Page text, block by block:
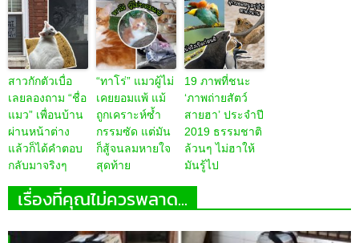
สาวกักตัวเบื่อ
เลยลองถาม “ชื่อ
แมว” เพื่อนบ้าน
ผ่านหน้าต่าง
แล้วก็ได้คำตอบ
กลับมาจริงๆ
“ทาโร่” แมวผู้ไม่
เคยยอมแพ้ แม้
ถูกเคราะห์ซ้ำ
กรรมซัด แต่มัน
ก็สู้จนลมหายใจ
สุดท้าย
19 ภาพที่ชนะ
‘ภาพถ่ายสัตว์
สายฮา’ ประจำปี
2019 ธรรมชาติ
ล้วนๆ ไม่ฮาให้
มันรู้ไป
เรื่องที่คุณไม่ควรพลาด...